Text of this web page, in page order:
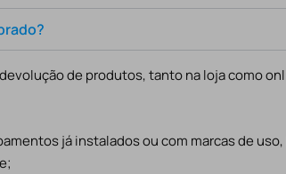
de produtos, tanto na loja como
já instalados ou com marcas de